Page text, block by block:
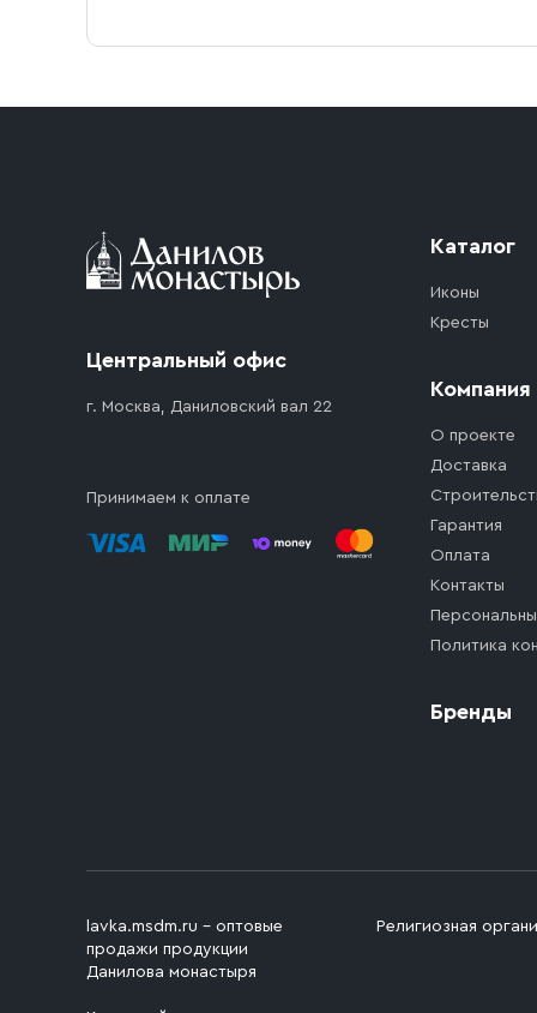
Центральный офис
г. Москва, Даниловский вал 22
Принимаем к оплате
Каталог
Иконы
Кресты
Компания
О проекте
Доставка
Гарантия
Оплата
Контакты
Политика
Бренды
lavka.msdm.ru – оптовые
продажи продукции
Данилова монастыря
Религиозная